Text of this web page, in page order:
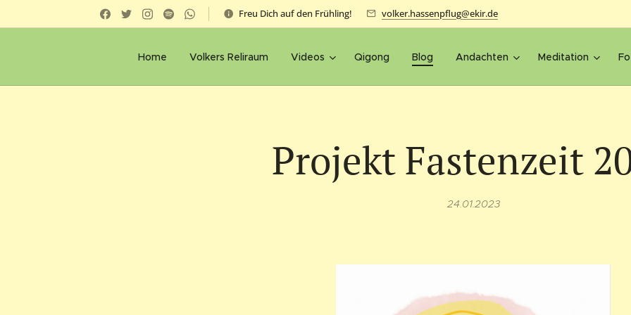
Freu Dich auf den Frühling! volker.hassenpflug@ekir.de
Home Volkers Reliraum Videos Qigong Blog Andachten Meditation
Projekt Fastenzeit
24.01.2023